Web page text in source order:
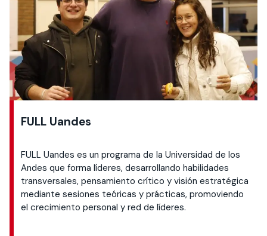
FULL Uandes
FULL Uandes es un programa de la Universidad de los
Andes que forma líderes, desarrollando habilidades
transversales, pensamiento crítico y visión estratégica
mediante sesiones teóricas y prácticas, promoviendo
el crecimiento personal y red de líderes.